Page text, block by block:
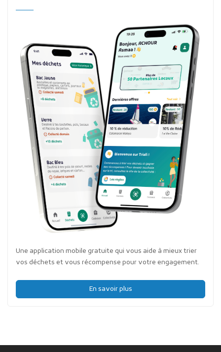
Une application mobile gratuite qui vous aide à mieux trier
vos déchets et vous récompense pour votre engagement.
En savoir plus